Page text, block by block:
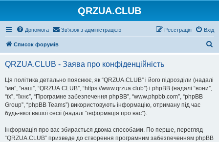
QRZUA.CLUB
Допомога Зв'язок з адміністрацією Вхід
Реєстрація
Список форумів
QRZUA.CLUB - Заява про конфіденційність
Ця політика детально пояснює, як “QRZUA.CLUB” і його підрозділи (надалі
“ми”, “наш”, “QRZUA.CLUB”, “https://www.qrzua.club”) і phpBB (надалі “вони”,
“їх”, “їхнє”, “Програмне забезпечення phpBB”, “www.phpbb.com”, “phpBB
Group”, “phpBB Teams”) використовують інформацію, отриману під час
будь-якої вашої сесії (надалі “інформація про вас”).
Інформація про вас збирається двома способами. По перше, перегляд
“QRZUA.CLUB” призведе до створення програмним забезпеченням phpBB